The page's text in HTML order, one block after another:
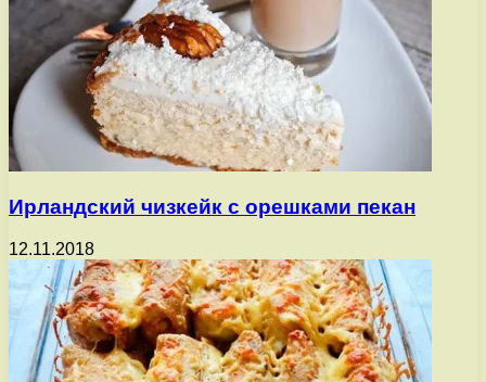
Ирландский чизкейк с орешками пекан
12.11.2018